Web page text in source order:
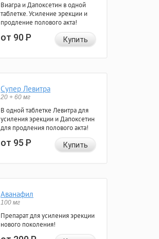
Виагра и Дапоксетин в одной
таблетке. Усиление эрекции и
продление полового акта!
от 90Р Купить
Супер Левитра
20 + 60 мг
В одной таблетке Левитра для
усиления эрекции и Дапоксетин
для продления полового акта!
от 95Р Купить
Аванафил
100 мг
Препарат для усиления эрекции
нового поколения!